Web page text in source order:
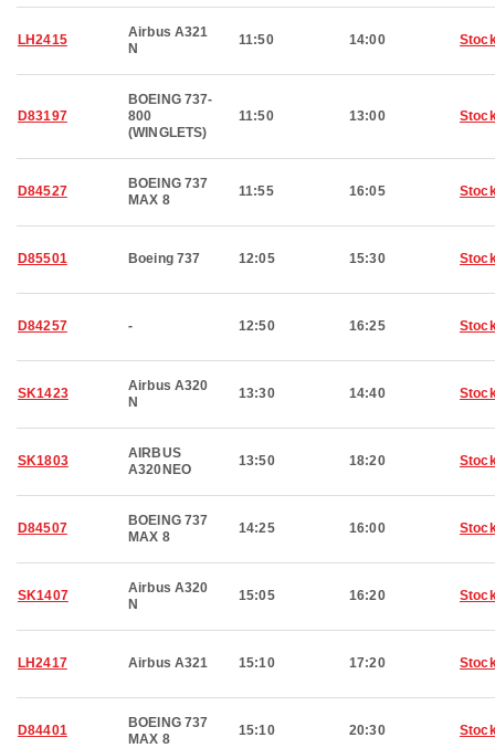
LH2415
Airbus A321
N
11:50 14:00
D83197
BOEING 737-
800
(WINGLETS)
11:50 13:00
D84527
BOEING 737
MAX 8
11:55 16:05
D85501 Boeing 737 12:05 15:30
D84257 - 12:50 16:25
SK1423
Airbus A320
N
13:30 14:40
SK1803
AIRBUS
A320NEO
13:50 18:20
D84507
BOEING 737
MAX 8
14:25 16:00
SK1407
Airbus A320
N
15:05 16:20
LH2417 Airbus A321 15:10 17:20
D84401
BOEING 737
MAX 8
15:10 20:30